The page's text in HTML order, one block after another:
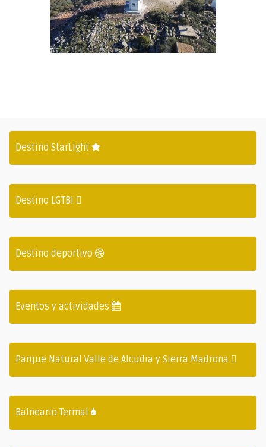
Destino StarLight
Destino LGTBI
Destino deportivo
Eventos y actividades
Parque Natural Valle de Alcudia y Sierra Madrona
Balneario Termal